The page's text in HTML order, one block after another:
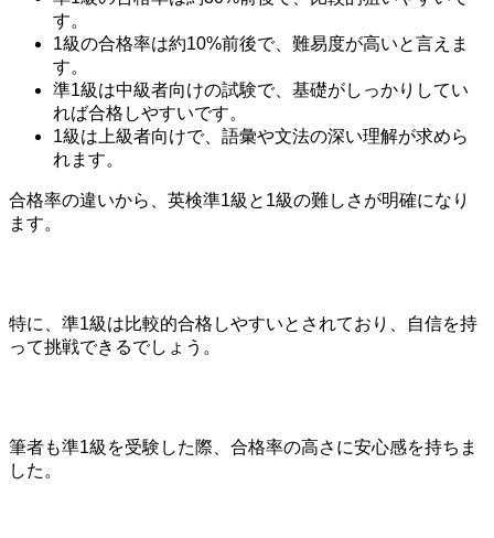
す。
1級の合格率は約10%前後で、難易度が高いと言えま
す。
準1級は中級者向けの試験で、基礎がしっかりしてい
れば合格しやすいです。
1級は上級者向けで、語彙や文法の深い理解が求めら
れます。
合格率の違いから、英検準1級と1級の難しさが明確になり
ます。
特に、準1級は比較的合格しやすいとされており、自信を持
って挑戦できるでしょう。
筆者も準1級を受験した際、合格率の高さに安心感を持ちま
した。